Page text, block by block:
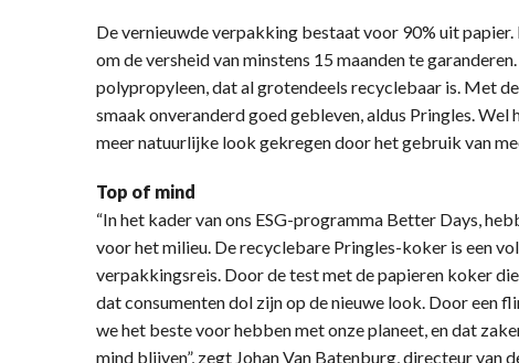
De vernieuwde verpakking bestaat voor 90% uit
om de versheid van minstens 15 maanden te
polypropyleen, dat al grotendeels recyclebaar is. Met
smaak onveranderd goed gebleven, aldus Pringles. Wel
meer natuurlijke look gekregen door het gebruik van
Top of mind
“In het kader van ons ESG-programma Better Days,
voor het milieu. De recyclebare Pringles-koker is een
verpakkingsreis. Door de test met de papieren koker
dat consumenten dol zijn op de nieuwe look. Door een
we het beste voor hebben met onze planeet, en dat
mind blijven”, zegt Johan Van Batenburg, directeur van